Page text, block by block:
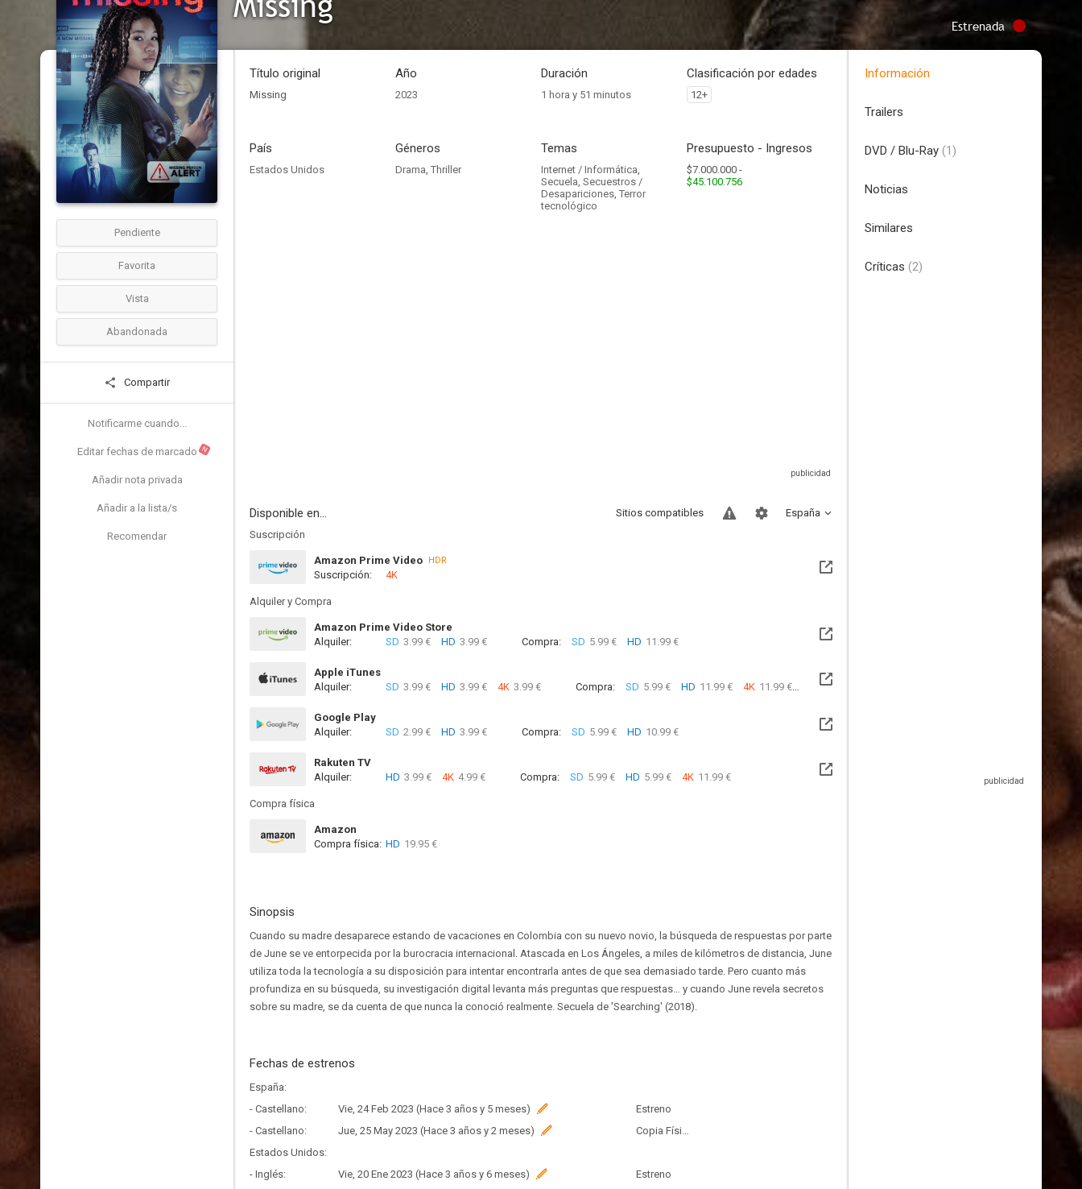
Estrenada
Pendiente
Favorita
Vista
Abandonada
Compartir
Notificarme cuando...
Editar fechas de marcado N
Añadir nota privada
Añadir a la lista/s
Recomendar
Título original
Missing
Año
2023
Duración
1 hora y 51 minutos
Clasificación por edades
12+
País
Estados Unidos
Géneros
Drama, Thriller
Temas
Internet / Informática,
Secuela, Secuestros /
Desapariciones, Terror
tecnológico
Presupuesto - Ingresos
$7.000.000 -
$45.100.756
Disponible en... España
Sitios compatibles
Suscripción
Amazon Prime Video HDR
Suscripción: 4K
Alquiler y Compra
Amazon Prime Video Store
Alquiler:
SD 3.99 € HD 3.99 € Compra: SD 5.99 € HD 11.99 €
Apple iTunes
Alquiler:
SD 3.99 € HD 3.99 € 4K 3.99 € Compra: SD 5.99 € HD 11.99 € 4K 11.99 €
Google Play
Alquiler:
SD 2.99 € HD 3.99 € Compra: SD 5.99 € HD 10.99 €
Rakuten TV
Alquiler:
HD 3.99 € 4K 4.99 € Compra: SD 5.99 € HD 5.99 € 4K 11.99 €
Compra física
Amazon
Compra física: HD 19.95 €
Sinopsis
Cuando su madre desaparece estando de vacaciones en Colombia con su nuevo novio, la búsqueda de respuestas por parte
de June se ve entorpecida por la burocracia internacional. Atascada en Los Ángeles, a miles de kilómetros de distancia, June
utiliza toda la tecnología a su disposición para intentar encontrarla antes de que sea demasiado tarde. Pero cuanto más
profundiza en su búsqueda, su investigación digital levanta más preguntas que respuestas… y cuando June revela secretos
sobre su madre, se da cuenta de que nunca la conoció realmente. Secuela de 'Searching' (2018).
Fechas de estrenos
España:
- Castellano:
Vie, 24 Feb 2023 (Hace 3 años y 5 meses)
Estreno
- Castellano:
Jue, 25 May 2023 (Hace 3 años y 2 meses)
Copia Física
Estados Unidos:
- Inglés:
Vie, 20 Ene 2023 (Hace 3 años y 6 meses)
Estreno
Información
Trailers
DVD / Blu-Ray (1)
Noticias
Similares
Críticas (2)